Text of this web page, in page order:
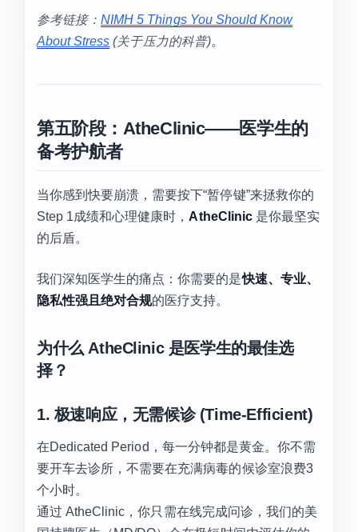
参考链接：NIMH 5 Things You Should Know
About Stress (关于压力的科普)。
第五阶段：AtheClinic——医学生的
备考护航者
当你感到快要崩溃，需要按下“暂停键”来拯救你的
Step 1成绩和心理健康时，AtheClinic是你最坚实
的后盾。
我们深知医学生的痛点：你需要的是快速、专业、
隐私性强且绝对合规的医疗支持。
为什么 AtheClinic 是医学生的最佳选
择？
1. 极速响应，无需候诊 (Time-Efficient)
在Dedicated Period，每一分钟都是黄金。你不需
要开车去诊所，不需要在充满病毒的候诊室浪费3
个小时。
通过 AtheClinic，你只需在线完成问诊，我们的美